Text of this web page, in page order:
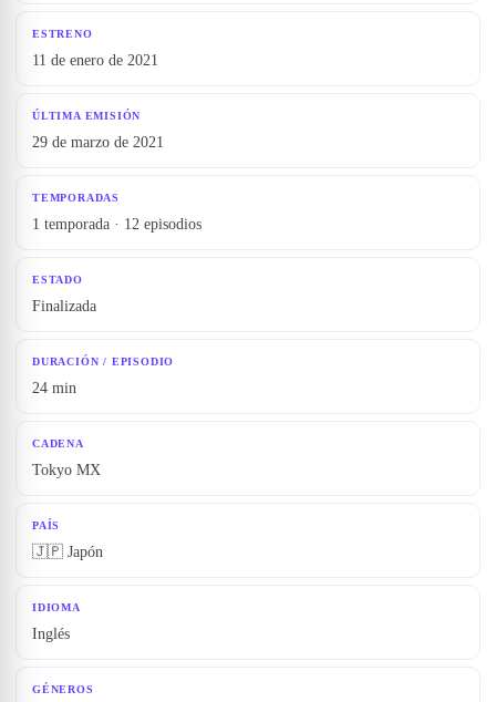
ESTRENO
11 de enero de 2021
ÚLTIMA EMISIÓN
29 de marzo de 2021
TEMPORADAS
1 temporada · 12 episodios
ESTADO
Finalizada
DURACIÓN / EPISODIO
24 min
CADENA
Tokyo MX
PAÍS
🇯🇵 Japón
IDIOMA
Inglés
GÉNEROS